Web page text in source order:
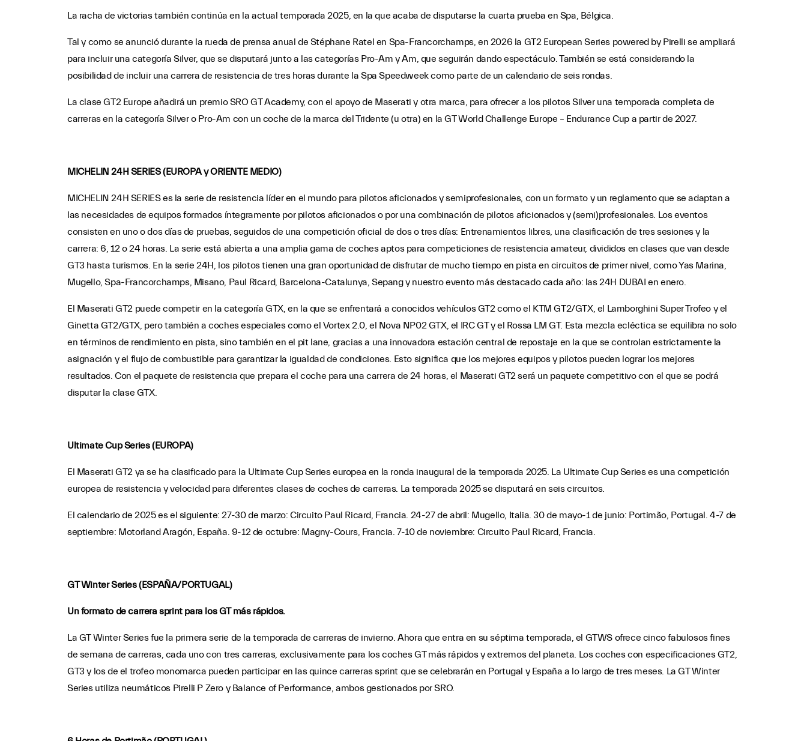
La racha de victorias también continúa en la actual temporada 2025, en la que acaba de disputarse la cuarta prueba en Spa, Bélgica.
Tal y como se anunció durante la rueda de prensa anual de Stéphane Ratel en Spa-Francorchamps, en 2026 la GT2 European Series powered by Pirelli se ampliará
para incluir una categoría Silver, que se disputará junto a las categorías Pro-Am y Am, que seguirán dando espectáculo. También se está considerando la
posibilidad de incluir una carrera de resistencia de tres horas durante la Spa Speedweek como parte de un calendario de seis rondas.
La clase GT2 Europe añadirá un premio SRO GT Academy, con el apoyo de Maserati y otra marca, para ofrecer a los pilotos Silver una temporada completa de
carreras en la categoría Silver o Pro-Am con un coche de la marca del Tridente (u otra) en la GT World Challenge Europe – Endurance Cup a partir de 2027.
MICHELIN 24H SERIES (EUROPA y ORIENTE MEDIO)
MICHELIN 24H SERIES es la serie de resistencia líder en el mundo para pilotos aficionados y semiprofesionales, con un formato y un reglamento que se adaptan a
las necesidades de equipos formados íntegramente por pilotos aficionados o por una combinación de pilotos aficionados y (semi)profesionales. Los eventos
consisten en uno o dos días de pruebas, seguidos de una competición oficial de dos o tres días: Entrenamientos libres, una clasificación de tres sesiones y la
carrera: 6, 12 o 24 horas. La serie está abierta a una amplia gama de coches aptos para competiciones de resistencia amateur, divididos en clases que van desde
GT3 hasta turismos. En la serie 24H, los pilotos tienen una gran oportunidad de disfrutar de mucho tiempo en pista en circuitos de primer nivel, como Yas Marina,
Mugello, Spa-Francorchamps, Misano, Paul Ricard, Barcelona-Catalunya, Sepang y nuestro evento más destacado cada año: las 24H DUBAI en enero.
El Maserati GT2 puede competir en la categoría GTX, en la que se enfrentará a conocidos vehículos GT2 como el KTM GT2/GTX, el Lamborghini Super Trofeo y el
Ginetta GT2/GTX, pero también a coches especiales como el Vortex 2.0, el Nova NP02 GTX, el IRC GT y el Rossa LM GT. Esta mezcla ecléctica se equilibra no solo
en términos de rendimiento en pista, sino también en el pit lane, gracias a una innovadora estación central de repostaje en la que se controlan estrictamente la
asignación y el flujo de combustible para garantizar la igualdad de condiciones. Esto significa que los mejores equipos y pilotos pueden lograr los mejores
resultados. Con el paquete de resistencia que prepara el coche para una carrera de 24 horas, el Maserati GT2 será un paquete competitivo con el que se podrá
disputar la clase GTX.
Ultimate Cup Series (EUROPA)
El Maserati GT2 ya se ha clasificado para la Ultimate Cup Series europea en la ronda inaugural de la temporada 2025. La Ultimate Cup Series es una competición
europea de resistencia y velocidad para diferentes clases de coches de carreras. La temporada 2025 se disputará en seis circuitos.
El calendario de 2025 es el siguiente: 27-30 de marzo: Circuito Paul Ricard, Francia. 24-27 de abril: Mugello, Italia. 30 de mayo-1 de junio: Portimão, Portugal. 4-7 de
septiembre: Motorland Aragón, España. 9-12 de octubre: Magny-Cours, Francia. 7-10 de noviembre: Circuito Paul Ricard, Francia.
GT Winter Series (ESPAÑA/PORTUGAL)
Un formato de carrera sprint para los GT más rápidos.
La GT Winter Series fue la primera serie de la temporada de carreras de invierno. Ahora que entra en su séptima temporada, el GTWS ofrece cinco fabulosos fines
de semana de carreras, cada uno con tres carreras, exclusivamente para los coches GT más rápidos y extremos del planeta. Los coches con especificaciones GT2,
GT3 y los de el trofeo monomarca pueden participar en las quince carreras sprint que se celebrarán en Portugal y España a lo largo de tres meses. La GT Winter
Series utiliza neumáticos Pirelli P Zero y Balance of Performance, ambos gestionados por SRO.